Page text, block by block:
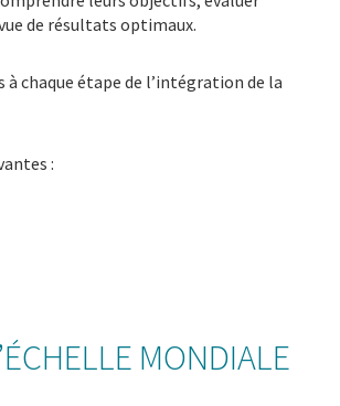
de résultats optimaux.
à chaque étape de l’intégration de la
:
MONDIALE